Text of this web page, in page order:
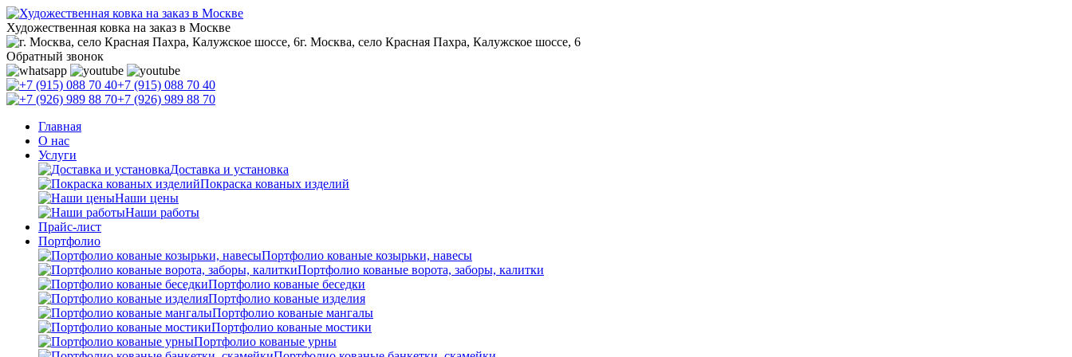
Художественная ковка на заказ в Москве
г. Москва, село Красная Пахра, Калужское шоссе, 6
Обратный звонок
+7 (915) 088 70 40
+7 (926) 989 88 70
Главная
О нас
Услуги
Доставка и установка
Покраска кованых изделий
Наши цены
Наши работы
Прайс-лист
Портфолио
Портфолио кованые козырьки, навесы
Портфолио кованые ворота, заборы, калитки
Портфолио кованые беседки
Портфолио кованые изделия
Портфолио кованые мангалы
Портфолио кованые мостики
Портфолио кованые урны